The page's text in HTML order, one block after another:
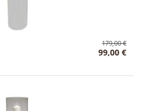
179,00 €
99,00 €